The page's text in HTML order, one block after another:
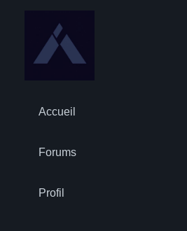
Accueil
Forums
Profil